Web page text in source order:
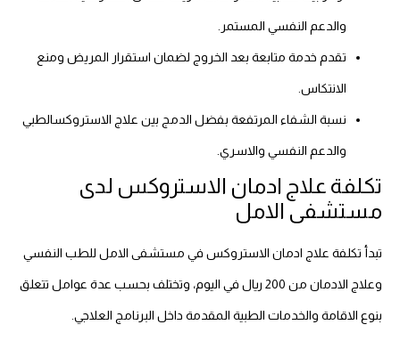
والدعم النفسي المستمر.
تقدم خدمة متابعة بعد الخروج لضمان استقرار المريض ومنع
الانتكاس.
نسبة الشفاء المرتفعة بفضل الدمج بين علاج الاستروكسالطبي
والدعم النفسي والاسري.
تكلفة علاج ادمان الاستروكس لدى
مستشفى الامل
تبدأ تكلفة علاج ادمان الاستروكس في مستشفى الامل للطب النفسي
وعلاج الادمان من 200 ريال في اليوم، وتختلف بحسب عدة عوامل تتعلق
بنوع الاقامة والخدمات الطبية المقدمة داخل البرنامج العلاجي.